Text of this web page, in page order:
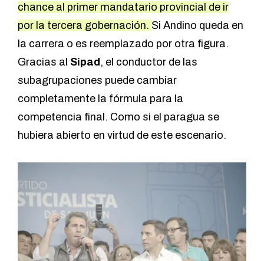
chance al primer mandatario provincial de ir
por la tercera gobernación. Si Andino queda en
la carrera o es reemplazado por otra figura.
Gracias al Sipad, el conductor de las
subagrupaciones puede cambiar
completamente la fórmula para la
competencia final. Como si el paragua se
hubiera abierto en virtud de este escenario.